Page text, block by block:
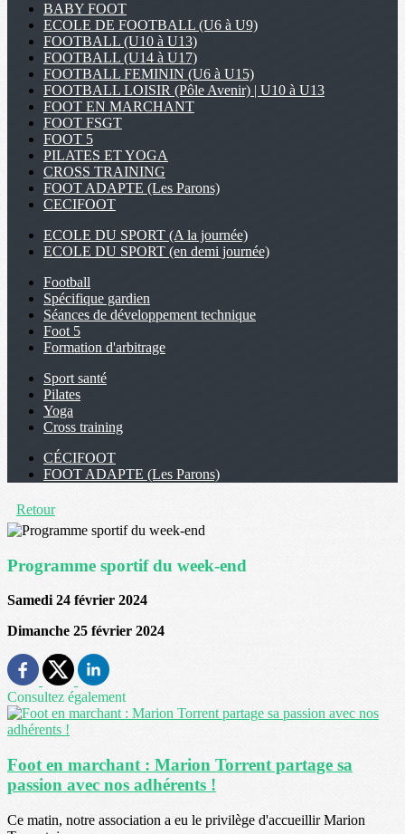
BABY FOOT
ECOLE DE FOOTBALL (U6 à U9)
FOOTBALL (U10 à U13)
FOOTBALL (U14 à U17)
FOOTBALL FEMININ (U6 à U15)
FOOTBALL LOISIR (Pôle Avenir) | U10 à U13
FOOT EN MARCHANT
FOOT FSGT
FOOT 5
PILATES ET YOGA
CROSS TRAINING
FOOT ADAPTE (Les Parons)
CECIFOOT
ECOLE DU SPORT (A la journée)
ECOLE DU SPORT (en demi journée)
Football
Spécifique gardien
Séances de développement technique
Foot 5
Formation d'arbitrage
Sport santé
Pilates
Yoga
Cross training
CÉCIFOOT
FOOT ADAPTE (Les Parons)
Retour
Programme sportif du week-end
Samedi 24 février 2024
Dimanche 25 février 2024
Consultez également
Foot en marchant : Marion Torrent partage sa
passion avec nos adhérents !
Ce matin, notre association a eu le privilège d'accueillir Marion